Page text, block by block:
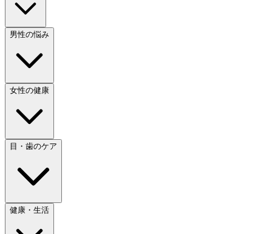
男性の悩み
女性の健康
目・歯のケア
健康・生活